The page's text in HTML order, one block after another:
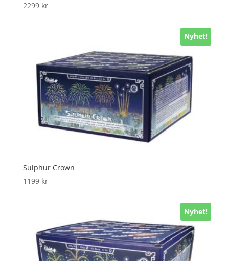
2299 kr
Nyhet!
Sulphur Crown
1199 kr
Nyhet!